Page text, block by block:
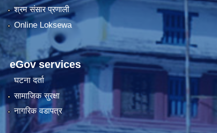
श्रम संसार प्रणाली
Online Loksewa
eGov services
घटना दर्ता
सामाजिक सुरक्षा
नागरिक वडापत्र